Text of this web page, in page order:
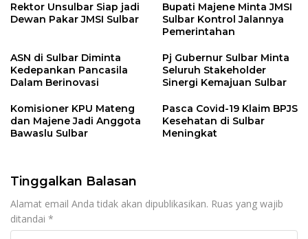
Rektor Unsulbar Siap jadi
Dewan Pakar JMSI Sulbar
Bupati Majene Minta JMSI
Sulbar Kontrol Jalannya
Pemerintahan
ASN di Sulbar Diminta
Kedepankan Pancasila
Dalam Berinovasi
Pj Gubernur Sulbar Minta
Seluruh Stakeholder
Sinergi Kemajuan Sulbar
Komisioner KPU Mateng
dan Majene Jadi Anggota
Bawaslu Sulbar
Pasca Covid-19 Klaim BPJS
Kesehatan di Sulbar
Meningkat
Tinggalkan Balasan
Alamat email Anda tidak akan dipublikasikan. Ruas yang wajib
ditandai *